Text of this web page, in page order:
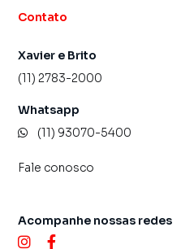
Contato
Xavier e Brito
(11) 2783-2000
Whatsapp
(11) 93070-5400
Fale conosco
Acompanhe nossas redes